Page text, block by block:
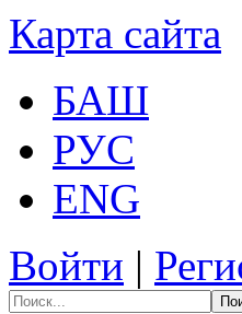
Карта сайта
БАШ
РУС
ENG
Войти |